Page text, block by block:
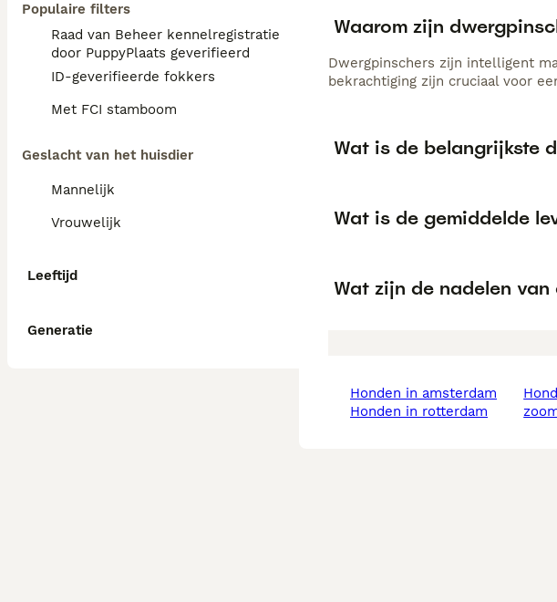
Populaire filters
Raad van Beheer kennelregistratie
door PuppyPlaats geverifieerd
ID-geverifieerde fokkers
Met FCI stamboom
Geslacht van het huisdier
Mannelijk
Vrouwelijk
Leeftijd
Generatie
Waarom zijn
Dwergpinschers zijn intelligent
bekrachtiging zijn cruciaal voor
Wat is de belangrijkste
Wat is de gemiddelde
Wat zijn de nadelen
honden in amsterdam
honden in rotterdam
honden in bergen op